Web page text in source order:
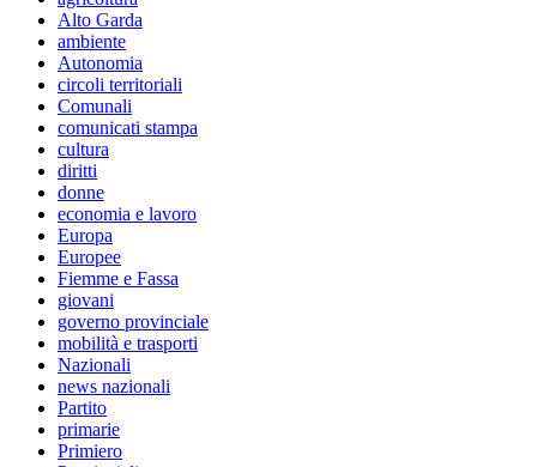
Alto Garda
ambiente
Autonomia
circoli territoriali
Comunali
comunicati stampa
cultura
diritti
donne
economia e lavoro
Europa
Europee
Fiemme e Fassa
giovani
governo provinciale
mobilità e trasporti
Nazionali
news nazionali
Partito
primarie
Primiero